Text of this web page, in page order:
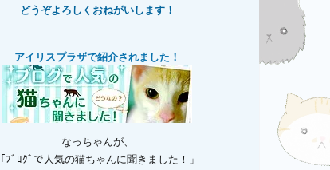
どうぞよろしくおねがいします！
アイリスプラザで紹介されました！
なっちゃんが、
「ﾌﾞﾛｸﾞで人気の猫ちゃんに聞きました！」